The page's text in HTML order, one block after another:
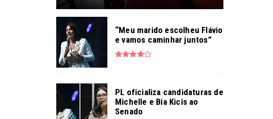
“Meu marido escolheu Flávio
e vamos caminhar juntos”
PL oficializa candidaturas de
Michelle e Bia Kicis ao
Senado